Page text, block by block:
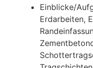
Einblicke/
Erdarbeiten,